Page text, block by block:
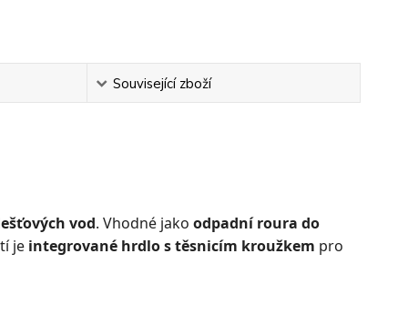
Související zboží
vod. Vhodné jako odpadní roura do
je integrované hrdlo s těsnicím kroužkem pro